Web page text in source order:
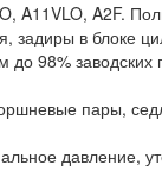
A11VLO, A2F.
задиры в блоке
до 98% заводских
пары,
давление,